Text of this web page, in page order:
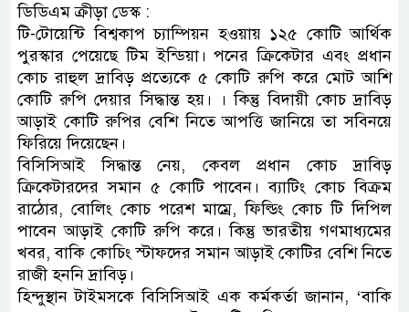
ডিডিএম ক্রীড়া ডেস্ক :
টি-টোয়েন্টি বিশ্বকাপ চ্যাম্পিয়ন হওয়ায় ১২৫ কোটি আর্থিক
পুরস্কার পেয়েছে টিম ইন্ডিয়া। পনের ক্রিকেটার এবং প্রধান
কোচ রাহুল দ্রাবিড় প্রত্যেকে ৫ কোটি রুপি করে মোট আশি
কোটি রুপি দেয়ার সিদ্ধান্ত হয়। । কিন্তু বিদায়ী কোচ দ্রাবিড়
আড়াই কোটি রুপির বেশি নিতে আপত্তি জানিয়ে তা সবিনয়ে
ফিরিয়ে দিয়েছেন।
বিসিসিআই সিদ্ধান্ত নেয়, কেবল প্রধান কোচ দ্রাবিড়
ক্রিকেটারদের সমান ৫ কোটি পাবেন। ব্যাটিং কোচ বিক্রম
রাঠোর, বোলিং কোচ পরেশ মাম্রে, ফিল্ডিং কোচ টি দিপিল
পাবেন আড়াই কোটি রুপি করে। কিন্তু ভারতীয় গণমাধ্যমের
খবর, বাকি কোচিং স্টাফদের সমান আড়াই কোটির বেশি নিতে
রাজী হননি দ্রাবিড়।
হিন্দুস্থান টাইমসকে বিসিসিআই এক কর্মকর্তা জানান, ‘বাকি